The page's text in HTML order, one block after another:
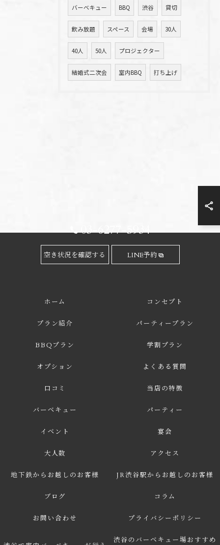
バーベキュー BBQ 渋谷 貸切
飲み放題 スペース 会場 30人
40人 50人 プロジェクター
結婚式二次会 室内BBQ 打ち上げ
03-6277-5934
空き状況を確認する LINE予約
ホーム コンセプト
プラン紹介 パーティープラン
BBQプラン 学割プラン
オプション よくある質問
口コミ 当店の特徴
バーベキュー パーティー
イベント 宴会
大人数 アクセス
地下鉄からお越しのお客様 JR渋谷駅からお越しのお客様
ブログ コラム
お問い合わせ プライバシーポリシー
渋谷のバーベキュー場おすすめ